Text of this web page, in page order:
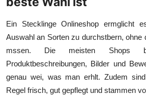
Guest Posting
Crypto
Advertise with US
Ein Stecklinge Onlineshop ermglicht
Auswahl an Sorten zu durchstbern,
mssen. Die meisten Shops
Produktbeschreibungen, Bilder und
genau wei, was man erhlt. Zudem
Regel frisch, gut gepflegt und stammen